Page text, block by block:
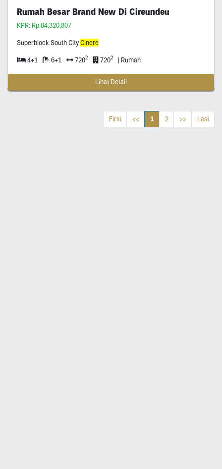
Rumah Besar Brand New Di Cireundeu
KPR: Rp.84,320,807
Superblock South CityCinere
4+1 6+1 7202 7202 | Rumah
Lihat Detail
First << 1 2 >> Last